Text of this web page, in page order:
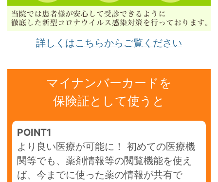
詳しくはこちらからご覧ください
マイナンバーカードを
保険証として使うと
POINT1
より良い医療が可能に！ 初めての医療機
関等でも、薬剤情報等の閲覧機能を使え
ば、今までに使った薬の情報が共有で